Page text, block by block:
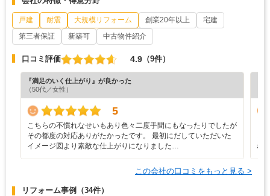
戸建 耐震 大規模リフォーム 創業20年以上
宅建
第三者保証
新築可 中古物件紹介
口コミ評価 4.9 （9件）
『満足のいく仕上がり』が良かった
（50代／女性）
5
こちらの不慣れなせいもあり色々二度手間にもなったりでしたが
その都度の対応ありがたかったです。 最初にだしていただいた
イメージ図より素敵な仕上がりになりました…
れ
この会社の口コミをもっと見る >
リフォーム事例 （34件）